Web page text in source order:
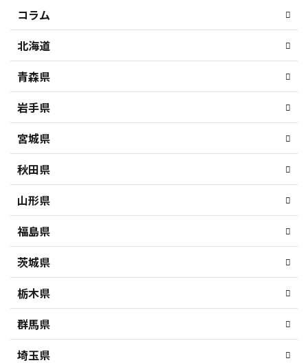
コラム
北海道
青森県
岩手県
宮城県
秋田県
山形県
福島県
茨城県
栃木県
群馬県
埼玉県